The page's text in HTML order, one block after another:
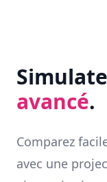
avancé.
Comparez
avec une